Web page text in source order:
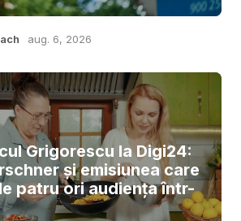
aug. 6, 2026
Grigorescu la Digi24:
și emisiunea care
patru ori audiența într-